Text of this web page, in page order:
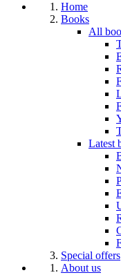
Home
Books
All
Latest
Special offers
About us